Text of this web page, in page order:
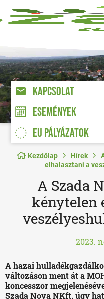
KAPCSOLAT
ESEMÉNYEK
EU PÁLYÁZATOK
Kezdőlap Hírek
elhalasztani a
A Szada
kénytelen
2023.
A hazai
változáson ment át a
koncesszor
Szada Nova NKft. úgy